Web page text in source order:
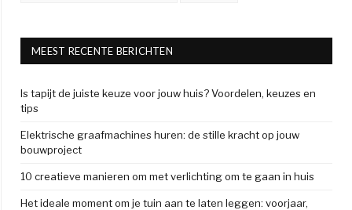
MEEST RECENTE BERICHTEN
Is tapijt de juiste keuze voor jouw huis? Voordelen, keuzes en
tips
Elektrische graafmachines huren: de stille kracht op jouw
bouwproject
10 creatieve manieren om met verlichting om te gaan in huis
Het ideale moment om je tuin aan te laten leggen: voorjaar,